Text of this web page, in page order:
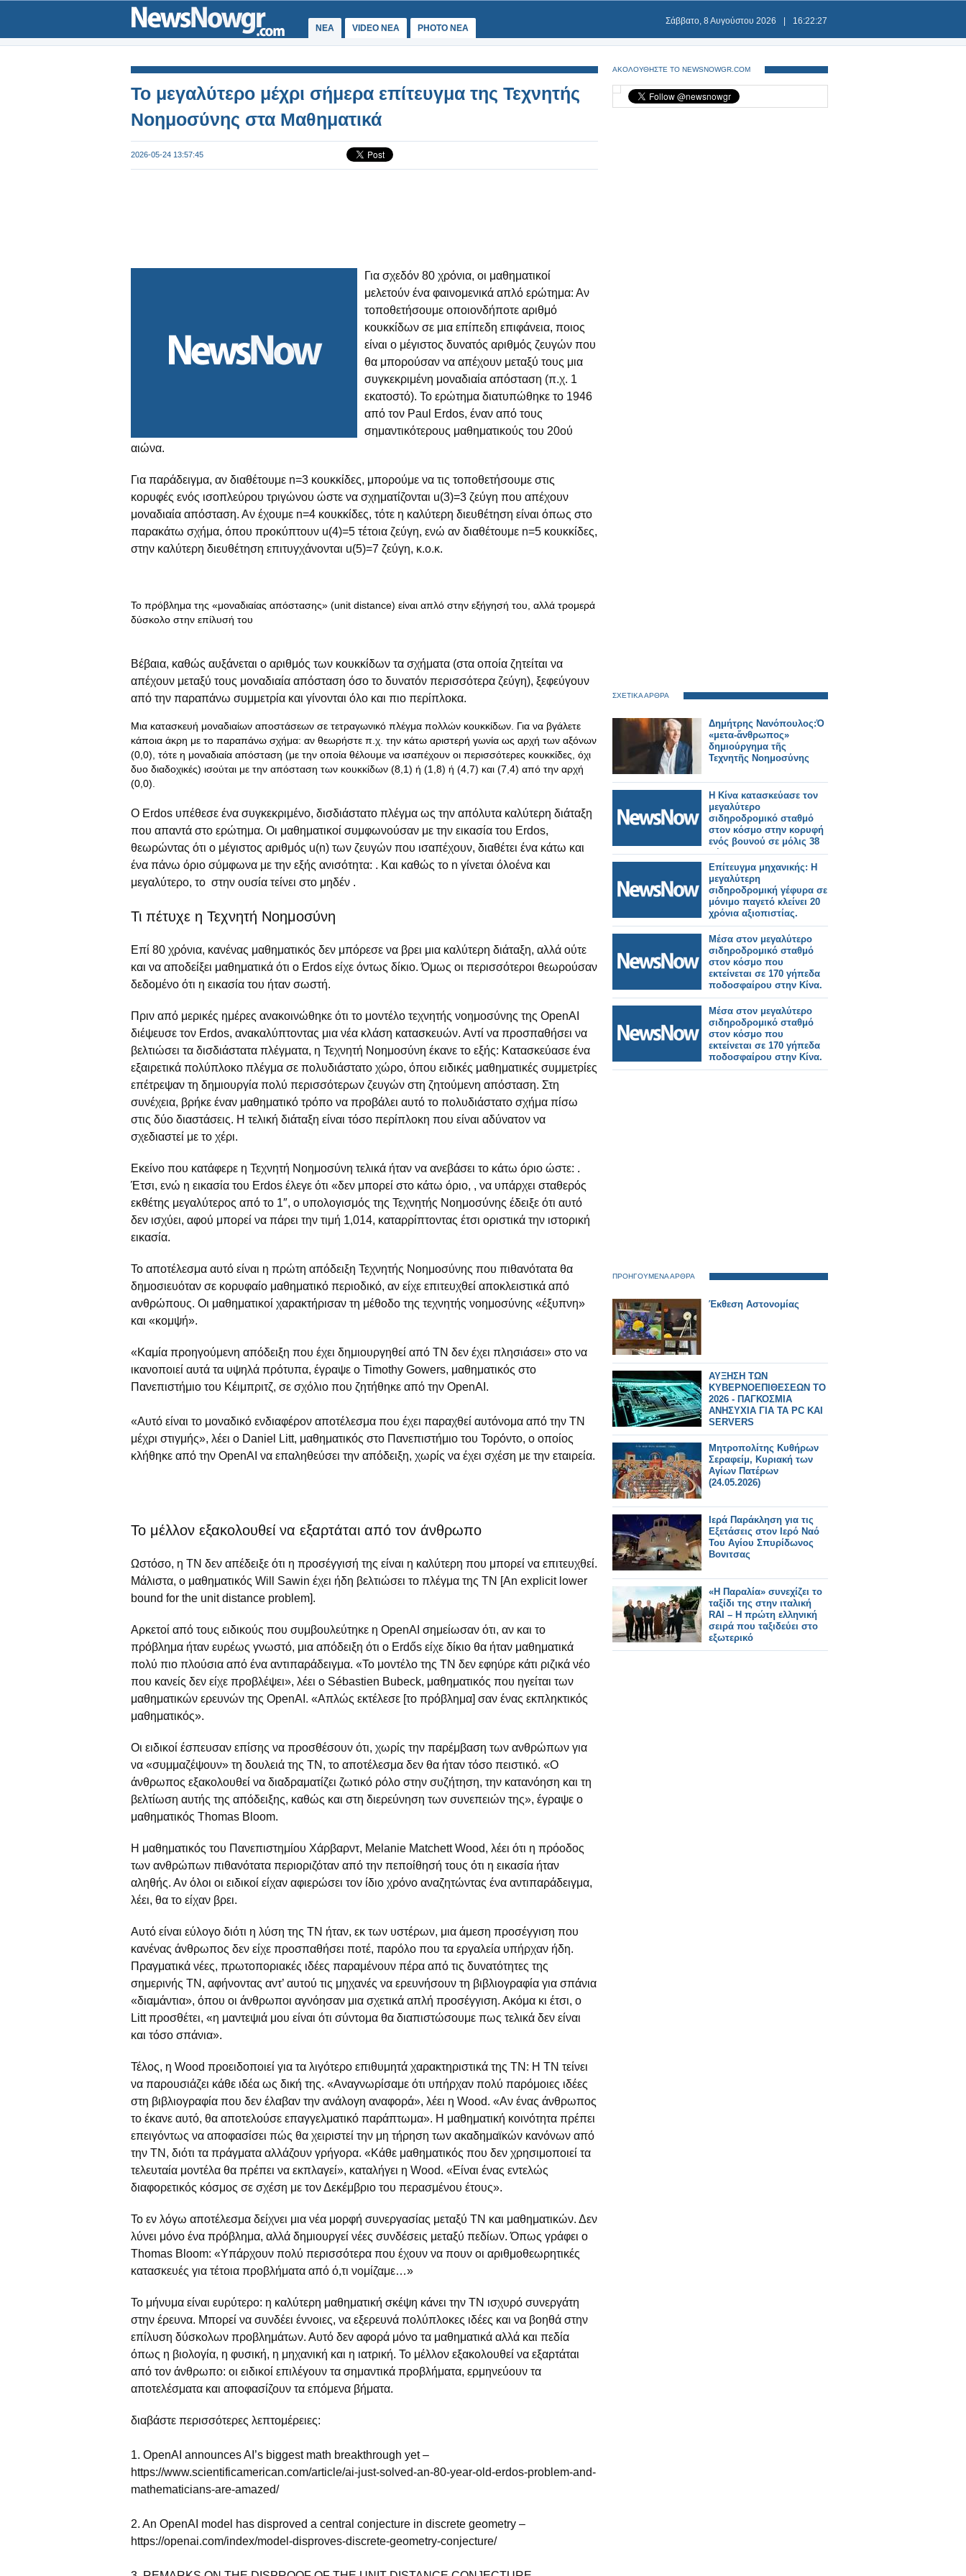
ΝΕΑ VIDEO NEA PHOTO NEA
Σάββατο, 8 Αυγούστου 2026 16:22:28
Το μεγαλύτερο μέχρι σήμερα επίτευγμα της Τεχνητής
Νοημοσύνης στα Μαθηματικά
2026-05-24 13:57:45
Για σχεδόν 80 χρόνια, οι μαθηματικοί
μελετούν ένα φαινομενικά απλό ερώτημα: Αν
τοποθετήσουμε οποιονδήποτε αριθμό
κουκκίδων σε μια επίπεδη επιφάνεια, ποιος
είναι ο μέγιστος δυνατός αριθμός ζευγών που
θα μπορούσαν να απέχουν μεταξύ τους μια
συγκεκριμένη μοναδιαία απόσταση (π.χ. 1
εκατοστό). Το ερώτημα διατυπώθηκε το 1946
από τον Paul Erdos, έναν από τους
σημαντικότερους μαθηματικούς του 20ού
αιώνα.
Για παράδειγμα, αν διαθέτουμε n=3 κουκκίδες, μπορούμε να τις τοποθετήσουμε στις
κορυφές ενός ισοπλεύρου τριγώνου ώστε να σχηματίζονται u(3)=3 ζεύγη που απέχουν
μοναδιαία απόσταση. Αν έχουμε n=4 κουκκίδες, τότε η καλύτερη διευθέτηση είναι όπως στο
παρακάτω σχήμα, όπου προκύπτουν u(4)=5 τέτοια ζεύγη, ενώ αν διαθέτουμε n=5 κουκκίδες,
στην καλύτερη διευθέτηση επιτυγχάνονται u(5)=7 ζεύγη, κ.ο.κ.
Το πρόβλημα της «μοναδιαίας απόστασης» (unit distance) είναι απλό στην εξήγησή του, αλλά τρομερά
δύσκολο στην επίλυσή του
Βέβαια, καθώς αυξάνεται ο αριθμός των κουκκίδων τα σχήματα (στα οποία ζητείται να
απέχουν μεταξύ τους μοναδιαία απόσταση όσο το δυνατόν περισσότερα ζεύγη), ξεφεύγουν
από την παραπάνω συμμετρία και γίνονται όλο και πιο περίπλοκα.
Μια κατασκευή μοναδιαίων αποστάσεων σε τετραγωνικό πλέγμα πολλών κουκκίδων. Για να βγάλετε
κάποια άκρη με το παραπάνω σχήμα: αν θεωρήστε π.χ. την κάτω αριστερή γωνία ως αρχή των αξόνων
(0,0), τότε η μοναδιαία απόσταση (με την οποία θέλουμε να ισαπέχουν οι περισσότερες κουκκίδες, όχι
δυο διαδοχικές) ισούται με την απόσταση των κουκκίδων (8,1) ή (1,8) ή (4,7) και (7,4) από την αρχή
(0,0).
Ο Erdos υπέθεσε ένα συγκεκριμένο, δισδιάστατο πλέγμα ως την απόλυτα καλύτερη διάταξη
που απαντά στο ερώτημα. Οι μαθηματικοί συμφωνούσαν με την εικασία του Erdos,
θεωρώντας ότι ο μέγιστος αριθμός u(n) των ζευγών που ισαπέχουν, διαθέτει ένα κάτω και
ένα πάνω όριο σύμφωνα με την εξής ανισότητα: . Και καθώς το n γίνεται όλοένα και
μεγαλύτερο, το στην ουσία τείνει στο μηδέν .
Τι πέτυχε η Τεχνητή Νοημοσύνη
Επί 80 χρόνια, κανένας μαθηματικός δεν μπόρεσε να βρει μια καλύτερη διάταξη, αλλά ούτε
και να αποδείξει μαθηματικά ότι ο Erdos είχε όντως δίκιο. Όμως οι περισσότεροι θεωρούσαν
δεδομένο ότι η εικασία του ήταν σωστή.
Πριν από μερικές ημέρες ανακοινώθηκε ότι το μοντέλο τεχνητής νοημοσύνης της OpenAI
διέψευσε τον Erdοs, ανακαλύπτοντας μια νέα κλάση κατασκευών. Αντί να προσπαθήσει να
βελτιώσει τα δισδιάστατα πλέγματα, η Τεχνητή Νοημοσύνη έκανε το εξής: Κατασκεύασε ένα
εξαιρετικά πολύπλοκο πλέγμα σε πολυδιάστατο χώρο, όπου ειδικές μαθηματικές συμμετρίες
επέτρεψαν τη δημιουργία πολύ περισσότερων ζευγών στη ζητούμενη απόσταση. Στη
συνέχεια, βρήκε έναν μαθηματικό τρόπο να προβάλει αυτό το πολυδιάστατο σχήμα πίσω
στις δύο διαστάσεις. Η τελική διάταξη είναι τόσο περίπλοκη που είναι αδύνατον να
σχεδιαστεί με το χέρι.
Eκείνο που κατάφερε η Τεχνητή Νοημοσύνη τελικά ήταν να ανεβάσει το κάτω όριο ώστε: .
Έτσι, ενώ η εικασία του Erdos έλεγε ότι «δεν μπορεί στο κάτω όριο, , να υπάρχει σταθερός
εκθέτης μεγαλύτερος από το 1″, ο υπολογισμός της Τεχνητής Νοημοσύνης έδειξε ότι αυτό
δεν ισχύει, αφού μπορεί να πάρει την τιμή 1,014, καταρρίπτοντας έτσι οριστικά την ιστορική
εικασία.
Το αποτέλεσμα αυτό είναι η πρώτη απόδειξη Τεχνητής Νοημοσύνης που πιθανότατα θα
δημοσιευόταν σε κορυφαίο μαθηματικό περιοδικό, αν είχε επιτευχθεί αποκλειστικά από
ανθρώπους. Οι μαθηματικοί χαρακτήρισαν τη μέθοδο της τεχνητής νοημοσύνης «έξυπνη»
και «κομψή».
«Καμία προηγούμενη απόδειξη που έχει δημιουργηθεί από ΤΝ δεν έχει πλησιάσει» στο να
ικανοποιεί αυτά τα υψηλά πρότυπα, έγραψε ο Timothy Gowers, μαθηματικός στο
Πανεπιστήμιο του Κέιμπριτζ, σε σχόλιο που ζητήθηκε από την OpenAI.
«Αυτό είναι το μοναδικό ενδιαφέρον αποτέλεσμα που έχει παραχθεί αυτόνομα από την ΤΝ
μέχρι στιγμής», λέει ο Daniel Litt, μαθηματικός στο Πανεπιστήμιο του Τορόντο, ο οποίος
κλήθηκε από την OpenAI να επαληθεύσει την απόδειξη, χωρίς να έχει σχέση με την εταιρεία.
Το μέλλον εξακολουθεί να εξαρτάται από τον άνθρωπο
Ωστόσο, η ΤΝ δεν απέδειξε ότι η προσέγγισή της είναι η καλύτερη που μπορεί να επιτευχθεί.
Μάλιστα, ο μαθηματικός Will Sawin έχει ήδη βελτιώσει το πλέγμα της ΤΝ [An explicit lower
bound for the unit distance problem].
Αρκετοί από τους ειδικούς που συμβουλεύτηκε η OpenAI σημείωσαν ότι, αν και το
πρόβλημα ήταν ευρέως γνωστό, μια απόδειξη ότι ο Erdős είχε δίκιο θα ήταν μαθηματικά
πολύ πιο πλούσια από ένα αντιπαράδειγμα. «Το μοντέλο της ΤΝ δεν εφηύρε κάτι ριζικά νέο
που κανείς δεν είχε προβλέψει», λέει ο Sébastien Bubeck, μαθηματικός που ηγείται των
μαθηματικών ερευνών της OpenAI. «Απλώς εκτέλεσε [το πρόβλημα] σαν ένας εκπληκτικός
μαθηματικός».
Οι ειδικοί έσπευσαν επίσης να προσθέσουν ότι, χωρίς την παρέμβαση των ανθρώπων για
να «συμμαζέψουν» τη δουλειά της ΤΝ, το αποτέλεσμα δεν θα ήταν τόσο πειστικό. «Ο
άνθρωπος εξακολουθεί να διαδραματίζει ζωτικό ρόλο στην συζήτηση, την κατανόηση και τη
βελτίωση αυτής της απόδειξης, καθώς και στη διερεύνηση των συνεπειών της», έγραψε ο
μαθηματικός Thomas Bloom.
Η μαθηματικός του Πανεπιστημίου Χάρβαρντ, Melanie Matchett Wood, λέει ότι η πρόοδος
των ανθρώπων πιθανότατα περιοριζόταν από την πεποίθησή τους ότι η εικασία ήταν
αληθής. Αν όλοι οι ειδικοί είχαν αφιερώσει τον ίδιο χρόνο αναζητώντας ένα αντιπαράδειγμα,
λέει, θα το είχαν βρει.
Αυτό είναι εύλογο διότι η λύση της ΤΝ ήταν, εκ των υστέρων, μια άμεση προσέγγιση που
κανένας άνθρωπος δεν είχε προσπαθήσει ποτέ, παρόλο που τα εργαλεία υπήρχαν ήδη.
Πραγματικά νέες, πρωτοποριακές ιδέες παραμένουν πέρα από τις δυνατότητες της
σημερινής ΤΝ, αφήνοντας αντ’ αυτού τις μηχανές να ερευνήσουν τη βιβλιογραφία για σπάνια
«διαμάντια», όπου οι άνθρωποι αγνόησαν μια σχετικά απλή προσέγγιση. Ακόμα κι έτσι, ο
Litt προσθέτει, «η μαντεψιά μου είναι ότι σύντομα θα διαπιστώσουμε πως τελικά δεν είναι
και τόσο σπάνια».
Τέλος, η Wood προειδοποιεί για τα λιγότερο επιθυμητά χαρακτηριστικά της ΤΝ: Η ΤΝ τείνει
να παρουσιάζει κάθε ιδέα ως δική της. «Αναγνωρίσαμε ότι υπήρχαν πολύ παρόμοιες ιδέες
στη βιβλιογραφία που δεν έλαβαν την ανάλογη αναφορά», λέει η Wood. «Αν ένας άνθρωπος
το έκανε αυτό, θα αποτελούσε επαγγελματικό παράπτωμα». Η μαθηματική κοινότητα πρέπει
επειγόντως να αποφασίσει πώς θα χειριστεί την μη τήρηση των ακαδημαϊκών κανόνων από
την ΤΝ, διότι τα πράγματα αλλάζουν γρήγορα. «Κάθε μαθηματικός που δεν χρησιμοποιεί τα
τελευταία μοντέλα θα πρέπει να εκπλαγεί», καταλήγει η Wood. «Είναι ένας εντελώς
διαφορετικός κόσμος σε σχέση με τον Δεκέμβριο του περασμένου έτους».
Το εν λόγω αποτέλεσμα δείχνει μια νέα μορφή συνεργασίας μεταξύ ΤΝ και μαθηματικών. Δεν
λύνει μόνο ένα πρόβλημα, αλλά δημιουργεί νέες συνδέσεις μεταξύ πεδίων. Όπως γράφει ο
Thomas Bloom: «Υπάρχουν πολύ περισσότερα που έχουν να πουν οι αριθμοθεωρητικές
κατασκευές για τέτοια προβλήματα από ό,τι νομίζαμε…»
Το μήνυμα είναι ευρύτερο: η καλύτερη μαθηματική σκέψη κάνει την TN ισχυρό συνεργάτη
στην έρευνα. Μπορεί να συνδέει έννοιες, να εξερευνά πολύπλοκες ιδέες και να βοηθά στην
επίλυση δύσκολων προβλημάτων. Αυτό δεν αφορά μόνο τα μαθηματικά αλλά και πεδία
όπως η βιολογία, η φυσική, η μηχανική και η ιατρική. Το μέλλον εξακολουθεί να εξαρτάται
από τον άνθρωπο: οι ειδικοί επιλέγουν τα σημαντικά προβλήματα, ερμηνεύουν τα
αποτελέσματα και αποφασίζουν τα επόμενα βήματα.
διαβάστε περισσότερες λεπτομέρειες:
1. OpenAI announces AI’s biggest math breakthrough yet –
https://www.scientificamerican.com/article/ai-just-solved-an-80-year-old-erdos-problem-and-
mathematicians-are-amazed/
2. An OpenAI model has disproved a central conjecture in discrete geometry –
https://openai.com/index/model-disproves-discrete-geometry-conjecture/
ΑΚΟΛΟΥΘΗΣΤΕ ΤΟ NEWSNOWGR.COM
ΣΧΕΤΙΚΑ ΑΡΘΡΑ
Δημήτρης Νανόπουλος:Ὁ
«μετα-ἄνθρωπος»
δημιούργημα τῆς
Τεχνητῆς Νοημοσύνης
Η Κίνα κατασκεύασε τον
μεγαλύτερο
σιδηροδρομικό σταθμό
στον κόσμο στην κορυφή
ενός βουνού σε μόλις 38
μήνες!
Επίτευγμα μηχανικής: Η
μεγαλύτερη
σιδηροδρομική γέφυρα σε
μόνιμο παγετό κλείνει 20
χρόνια αξιοπιστίας.
Μέσα στον μεγαλύτερο
σιδηροδρομικό σταθμό
στον κόσμο που
εκτείνεται σε 170 γήπεδα
ποδοσφαίρου στην Κίνα.
Μέσα στον μεγαλύτερο
σιδηροδρομικό σταθμό
στον κόσμο που
εκτείνεται σε 170 γήπεδα
ποδοσφαίρου στην Κίνα.
ΠΡΟΗΓΟΥΜΕΝΑ ΑΡΘΡΑ
Έκθεση Αστονομίας
ΑΥΞΗΣΗ ΤΩΝ
ΚΥΒΕΡΝΟΕΠΙΘΕΣΕΩΝ ΤΟ
2026 - ΠΑΓΚΟΣΜΙΑ
ΑΝΗΣΥΧΙΑ ΓΙΑ ΤΑ PC ΚΑΙ
SERVERS
Μητροπολίτης Κυθήρων
Σεραφείμ, Κυριακή των
Αγίων Πατέρων
(24.05.2026)
Ιερά Παράκληση για τις
Εξετάσεις στον Ιερό Ναό
Του Αγίου Σπυρίδωνος
Βονιτσας
«Η Παραλία» συνεχίζει το
ταξίδι της στην ιταλική
RAI – Η πρώτη ελληνική
σειρά που ταξιδεύει στο
εξωτερικό